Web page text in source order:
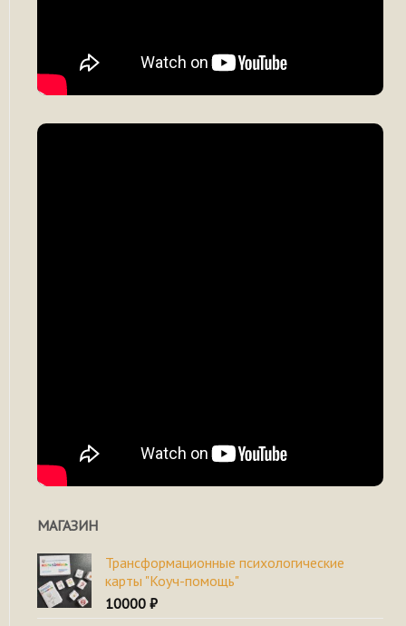
МАГАЗИН
Трансформационные психологические
карты "Коуч-помощь"
10000 ₽